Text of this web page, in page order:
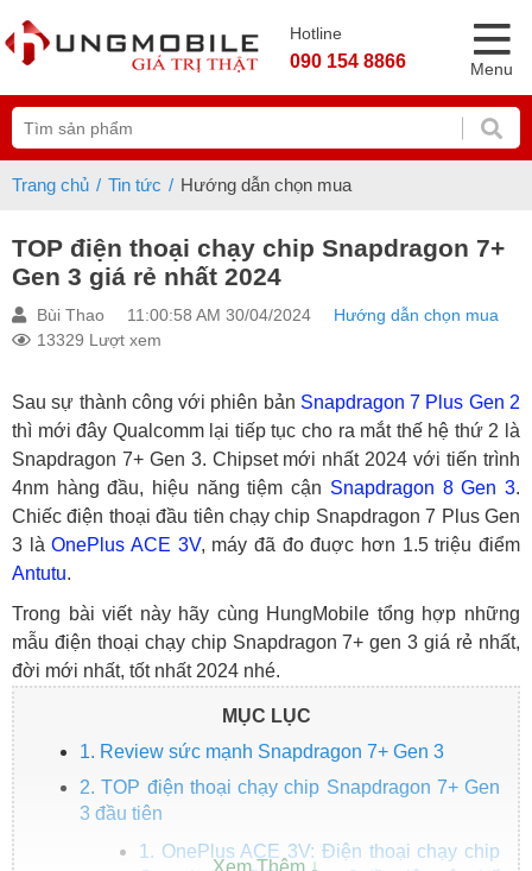
Hotline
090 154 8866 Menu
Trang chủ Tin tức Hướng dẫn chọn mua
TOP điện thoại chạy chip Snapdragon 7+
Gen 3 giá rẻ nhất 2024
Bùi Thao 11:00:58 AM 30/04/2024
Hướng dẫn chọn mua
13329 Lượt xem
Sau sự thành công với phiên bản Snapdragon 7 Plus Gen 2
thì mới đây Qualcomm lại tiếp tục cho ra mắt thế hệ thứ 2 là
Snapdragon 7+ Gen 3. Chipset mới nhất 2024 với tiến trình
4nm hàng đầu, hiệu năng tiệm cận Snapdragon 8 Gen 3.
Chiếc điện thoại đầu tiên chạy chip Snapdragon 7 Plus Gen
3 làOnePlus ACE 3V, máy đã đo đuợc hơn 1.5 triệu điểm
Antutu.
Trong bài viết này hãy cùng HungMobile tổng hợp những
mẫu điện thoại chạy chip Snapdragon 7+ gen 3 giá rẻ nhất,
đời mới nhất, tốt nhất 2024 nhé.
MỤC LỤC
1. Review sức mạnh Snapdragon 7+ Gen 3
2. TOP điện thoại chạy chip Snapdragon 7+ Gen
3 đầu tiên
1. OnePlus ACE 3V: Điện thoại chạy chip